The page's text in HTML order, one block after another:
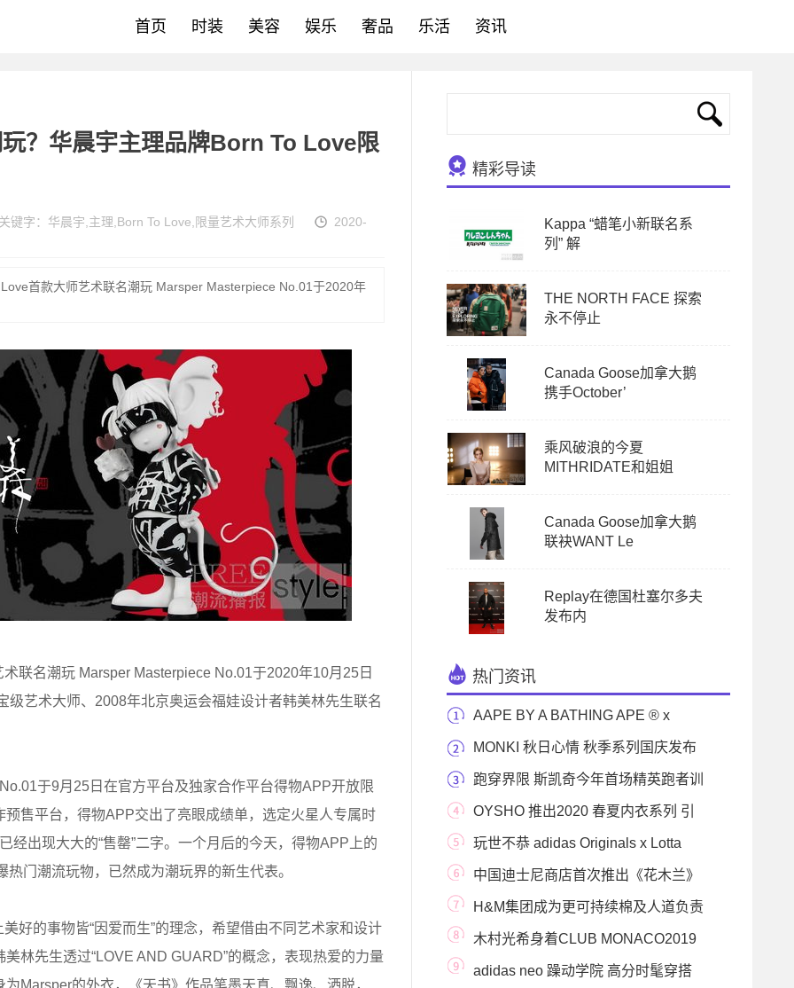
首页 时装 美容 娱乐 奢品 乐活 资讯
？华晨宇主理品牌Born To Love限
键字： 华晨宇 主理 Born To Love 限量艺术大师系列 2020-
首款大师艺术联名潮玩 Marsper Masterpiece No.01于2020年
联名潮玩 Marsper Masterpiece No.01于2020年10月25日
艺术大师、2008年北京奥运会福娃设计者韩美林先生联名
于9月25日在官方平台及独家合作平台得物APP开放限
售平台，得物APP交出了亮眼成绩单，选定火星人专属时
出现大大的“售罄”二字。一个月后的今天，得物APP上的
门潮流玩物，已然成为潮玩界的新生代表。
好的事物皆“因爱而生”的理念，希望借由不同艺术家和设计
林先生透过“LOVE AND GUARD”的概念，表现热爱的力量
Marsper的外衣，《天书》作品笔墨天真、飘逸、洒脱，
精彩导读
Kappa “蜡笔小新联名系
列” 解
THE NORTH FACE 探索
永不停止
Canada Goose加拿大鹅
携手October’
乘风破浪的今夏
MITHRIDATE和姐姐
Canada Goose加拿大鹅
联袂WANT Le
Replay在德国杜塞尔多夫
发布内
热门资讯
AAPE BY A BATHING APE ® x
NASA首个联乘系列 2020年1月
MONKI 秋日心情 秋季系列国庆发布
跑穿界限 斯凯奇今年首场精英跑者训
练营暴汗回
OYSHO 推出2020 春夏内衣系列 引
领运动风潮流变革
玩世不恭 adidas Originals x Lotta
Volkova联名系列全球
中国迪士尼商店首次推出《花木兰》
主题高定服
H&M集团成为更可持续棉及人道负责
任羽绒标准
木村光希身着CLUB MONACO2019
秋冬女装系列
adidas neo 躁动学院 高分时髦穿搭